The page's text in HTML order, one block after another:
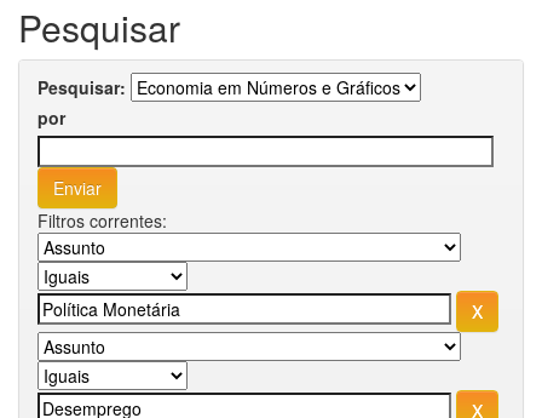
Pesquisar
Pesquisar:
por
Filtros correntes: